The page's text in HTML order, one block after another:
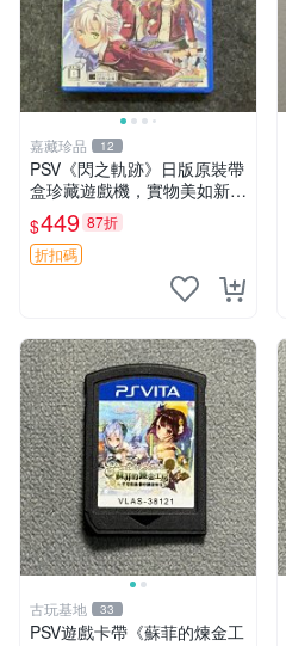
嘉藏珍品 12
PSV《閃之軌跡》日版原裝帶
盒珍藏遊戲機，實物美如新，
嚴選推薦 閃之軌跡 日版 PSV
原裝帶盒
$449 87折
折扣碼
古玩基地 33
PSV遊戲卡帶《蘇菲的煉金工